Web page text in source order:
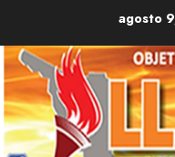
content
agosto